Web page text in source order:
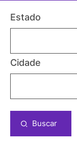
Estado
Cidade
Buscar